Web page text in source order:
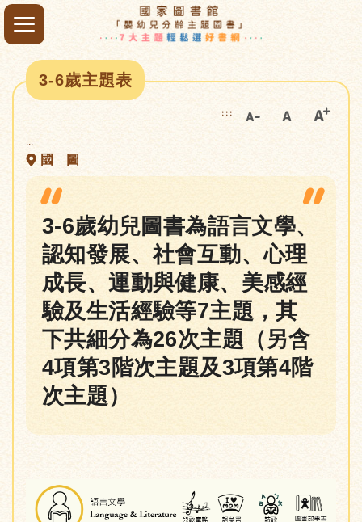
3-6歲主題表
:::
:::
國 圖
3-6歲幼兒圖書為語言文學、
認知發展、社會互動、心理
成長、運動與健康、美感經
驗及生活經驗等7主題，其
下共細分為26次主題（另含
4項第3階次主題及3項第4階
次主題）